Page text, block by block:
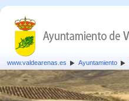
www.valdearenas.es Ayuntamiento